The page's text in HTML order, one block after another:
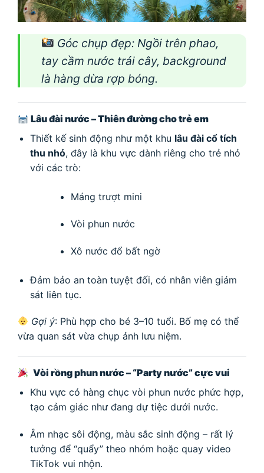
Góc chụp đẹp: Ngồi trên phao,
tay cầm nước trái cây, background
là hàng dừa rợp bóng.
Lâu đài nước – Thiên đường cho trẻ em
Thiết kế sinh động như một khu lâu đài cổ tích
thu nhỏ, đây là khu vực dành riêng cho trẻ nhỏ
với các trò:
Máng trượt mini
Vòi phun nước
Xô nước đổ bất ngờ
Đảm bảo an toàn tuyệt đối, có nhân viên giám
sát liên tục.
Gợi ý: Phù hợp cho bé 3–10 tuổi. Bố mẹ có thể
vừa quan sát vừa chụp ảnh lưu niệm.
Vòi rồng phun nước – “Party nước” cực vui
Khu vực có hàng chục vòi phun nước phức hợp,
tạo cảm giác như đang dự tiệc dưới nước.
Âm nhạc sôi động, màu sắc sinh động – rất lý
tưởng để “quẩy” theo nhóm hoặc quay video
TikTok vui nhộn.